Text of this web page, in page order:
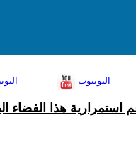
اليوتيوب
استمرارية هذا الفضاء